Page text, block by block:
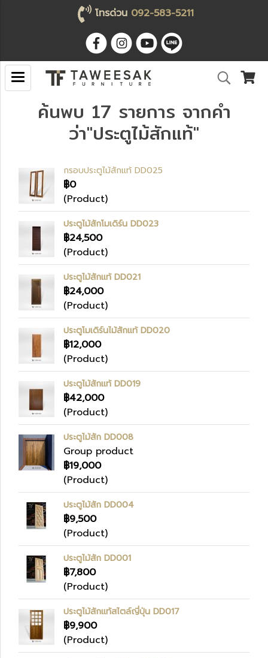
โทรด่วน 092-583-5211
ค้นพบ 17 รายการ จากคำ
ว่า"ประตูไม้สักแท้"
กรอบประตูไม้สักแท้ DD025
฿0
(Product)
ประตูไม้สักโมเดิร์น DD023
฿24,500
(Product)
ประตูไม้สักแท้ DD021
฿24,000
(Product)
ประตูโมเดิร์นไม้สักแท้ DD020
฿12,000
(Product)
ประตูไม้สักแท้ DD019
฿42,000
(Product)
ประตูไม้สัก DD008
Group product
฿19,000
(Product)
ประตูไม้สัก DD004
฿9,500
(Product)
ประตูไม้สัก DD001
฿7,800
(Product)
ประตูไม้สักแท้สไตล์ญี่ปุ่น DD017
฿9,900
(Product)